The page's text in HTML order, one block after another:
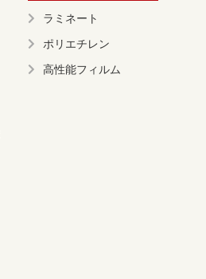
ラミネート
ポリエチレン
高性能フィルム